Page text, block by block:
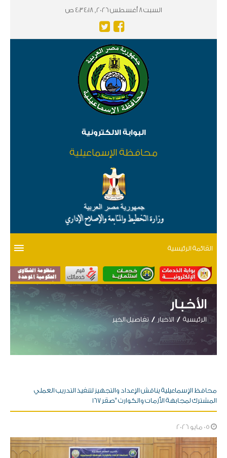
السبت 8 أغسطس 2026, 4:34:18 ص
البوابة الالكترونية
محافظة الإسماعيلية
القائمة الرئيسية
الأخبار
الرئيسية الاخبار تفاصيل الخبر
محافظ الإسماعيلية يناقش الإعداد والتجهيز لتنفيذ التدريب العملي
المشترك لمجابهة الأزمات والكوارث "صقر ١٦٧